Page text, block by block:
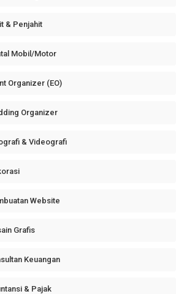
& Penjahit
Mobil/Motor
Organizer (EO)
Organizer
& Videografi
Website
Grafis
Keuangan
& Pajak